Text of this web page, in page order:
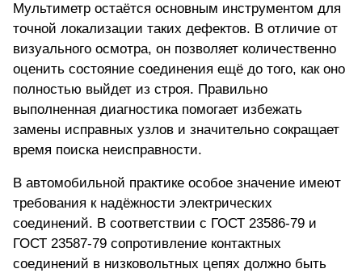
Мультиметр остаётся основным инструментом для
точной локализации таких дефектов. В отличие от
визуального осмотра, он позволяет количественно
оценить состояние соединения ещё до того, как оно
полностью выйдет из строя. Правильно
выполненная диагностика помогает избежать
замены исправных узлов и значительно сокращает
время поиска неисправности.
В автомобильной практике особое значение имеют
требования к надёжности электрических
соединений. В соответствии с ГОСТ 23586-79 и
ГОСТ 23587-79 сопротивление контактных
соединений в низковольтных цепях должно быть